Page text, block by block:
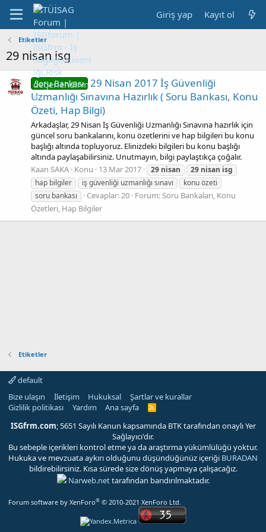
Giriş yap Kayıt ol
Etiketler
29 nisan isg
Soru Bankası 29 Nisan 2017 İş Güvenliği
Uzmanlığı Sınavına Hazırlık ( Soru Bankası, Konu
Özeti, Hap Bilgi)
Arkadaşlar, 29 Nisan İş Güvenliği Uzmanlığı Sınavına hazırlık için
güncel soru bankalarını, konu özetlerini ve hap bilgileri bu konu
başlığı altında topluyoruz. Elinizdeki bilgileri bu konu başlığı
altında paylaşabilirsiniz. Unutmayın, bilgi paylaştıkça çoğalır.
Kaan SAKA Konu 13 Mar 2017 29 nisan 29 nisan isg
hap bilgiler
iş güvenliği uzmanlığı sınavı
konu özeti
soru bankası
Cevaplar: 20 Forum:Soru Bankaları, Konu
Özetleri, Hap Bilgiler
Etiketler
default
Bize ulaşın
İletişim Hukuksal
Şartlar ve kurallar
Gizlilik politikası
Yardım Ana sayfa
R
S
ISGfrm.com; 5651 Sayılı Kanun kapsamında BTK tarafından onaylı Yer
Sağlayıcı'dır.
Bu sebeple içerikleri kontrol etme ya da araştırma yükümlülüğü yoktur.
Hukuka ve mevzuata aykırı olduğunu düşündüğünüz içeriği BURADAN
bildirebilirsiniz. Kısa sürede size dönüş yapmaya çalışacağız.
Narweb.nettarafından barıdırılmaktadır.
Forum software by XenForo® © 2010-2021 XenForo Ltd.